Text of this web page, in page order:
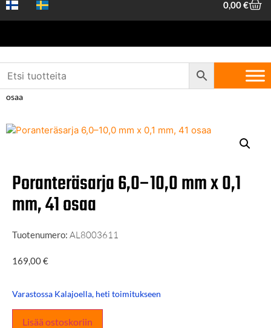
0,00€
Etusivu Koneet ja työkalut /Poranterät ja
/ Poranteräsarja 6,0–10,0 mm x 0,1 mm, 41
osaa
Poranteräsarja 6,0–10,0 mm x 0,1
mm, 41 osaa
Tuotenumero: AL8003611
169,00€
Varastossa Kalajoella, heti toimitukseen
Lisää ostoskoriin